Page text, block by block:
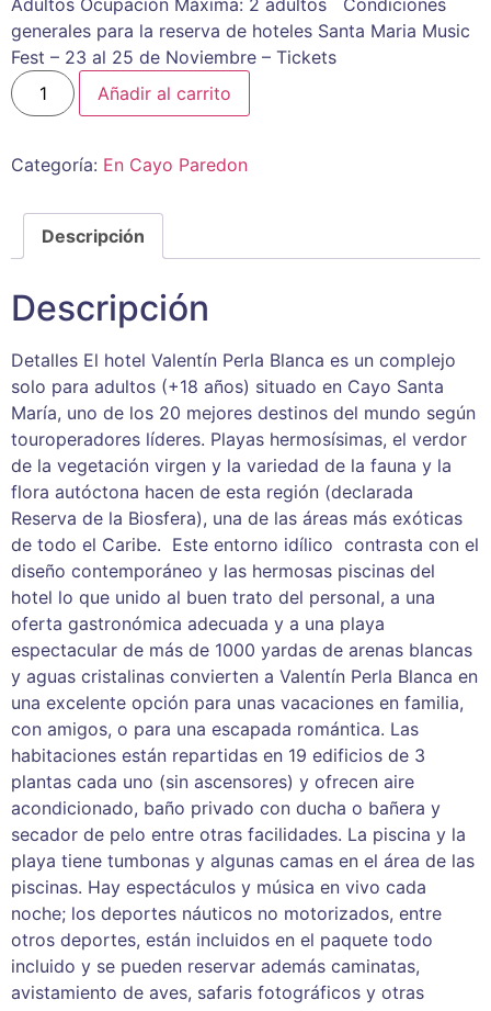
Adultos Ocupación Máxima: 2 adultos Condiciones
generales para la reserva de hoteles Santa Maria Music
Fest – 23 al 25 de Noviembre – Tickets
Añadir al carrito
Categoría: En Cayo Paredon
Descripción
Descripción
Detalles El hotel Valentín Perla Blanca es un complejo
solo para adultos (+18 años) situado en Cayo Santa
María, uno de los 20 mejores destinos del mundo según
touroperadores líderes. Playas hermosísimas, el verdor
de la vegetación virgen y la variedad de la fauna y la
flora autóctona hacen de esta región (declarada
Reserva de la Biosfera), una de las áreas más exóticas
de todo el Caribe. Este entorno idílico contrasta con el
diseño contemporáneo y las hermosas piscinas del
hotel lo que unido al buen trato del personal, a una
oferta gastronómica adecuada y a una playa
espectacular de más de 1000 yardas de arenas blancas
y aguas cristalinas convierten a Valentín Perla Blanca en
una excelente opción para unas vacaciones en familia,
con amigos, o para una escapada romántica. Las
habitaciones están repartidas en 19 edificios de 3
plantas cada uno (sin ascensores) y ofrecen aire
acondicionado, baño privado con ducha o bañera y
secador de pelo entre otras facilidades. La piscina y la
playa tiene tumbonas y algunas camas en el área de las
piscinas. Hay espectáculos y música en vivo cada
noche; los deportes náuticos no motorizados, entre
otros deportes, están incluidos en el paquete todo
incluido y se pueden reservar además caminatas,
avistamiento de aves, safaris fotográficos y otras